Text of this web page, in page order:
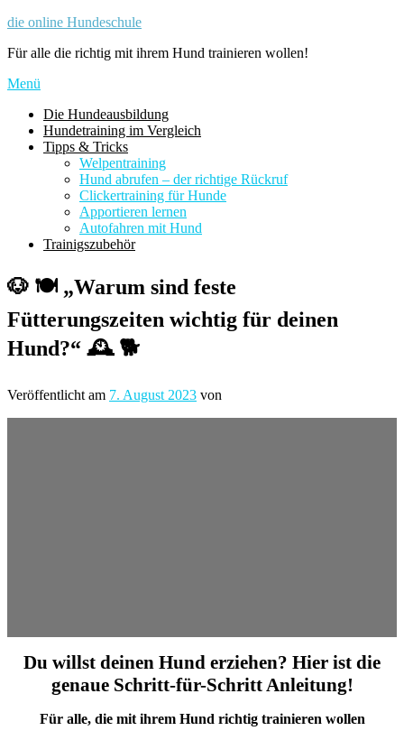
Zum
springen
die online Hundeschule
Für alle die richtig mit ihrem Hund trainieren wollen!
Menü
Die Hundeausbildung
Hundetraining im Vergleich
Tipps & Tricks
Welpentraining
Hund abrufen – der richtige Rückruf
Clickertraining für Hunde
Apportieren lernen
Autofahren mit Hund
Trainigszubehör
🐶 🍽️ „Warum sind feste
Fütterungszeiten wichtig für deinen
Hund?“ 🕰️ 🐕
Veröffentlicht am 7. August 2023 von
Du willst deinen Hund erziehen? Hier ist die
genaue Schritt-für-Schritt Anleitung!
Für alle, die mit ihrem Hund richtig trainieren wollen